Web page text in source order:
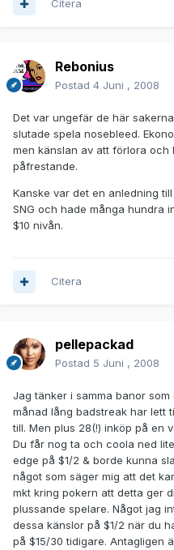
Citera
Rebonius
Postad 4 Juni , 2008
Det var ungefär de här
slutade spela nosebleed.
men känslan av att förlora
påfrestande.
Kanske var det en anledning
SNG och hade många hundra
$10 nivån.
Citera
pellepackad
Postad 5 Juni , 2008
Jag tänker i samma banor
månad lång badstreak har lett
till. Men plus 28(!) inköp på en
Du får nog ta och coola ned
edge på $1/2 & borde kunna
något som säger mig att det
mkt kring pokern att detta ger
plussande spelare. Något jag
dessa känslor på $1/2 när du
på $15/30 tidigare. Antagligen